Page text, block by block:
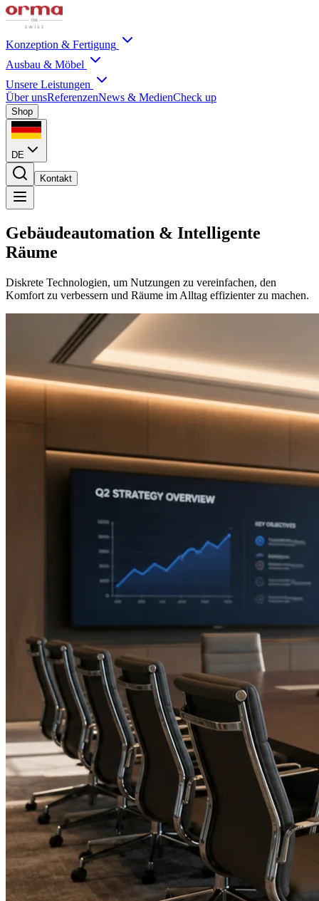
Konzeption & Fertigung
Ausbau & Möbel
Unsere Leistungen
Über unsReferenzenNews & MedienCheck up
Shop
DE
Kontakt
Gebäudeautomation & Intelligente
Räume
Diskrete Technologien, um Nutzungen zu vereinfachen, den
Komfort zu verbessern und Räume im Alltag effizienter zu machen.